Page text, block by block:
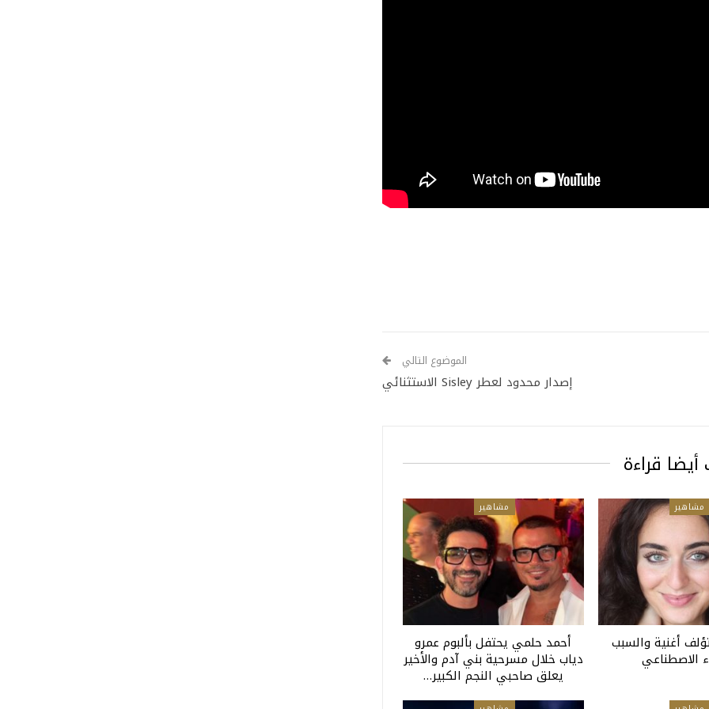
الموضوع التالي
إصدار محدود لعطر Sisley الاستثنائي
قراءة
مشاهير
أغنية والسبب
الاصطناعي
مشاهير
أحمد حلمي يحتفل بألبوم عمرو
دياب خلال مسرحية بني آدم والأخير
يعلق صاحبي النجم الكبير…